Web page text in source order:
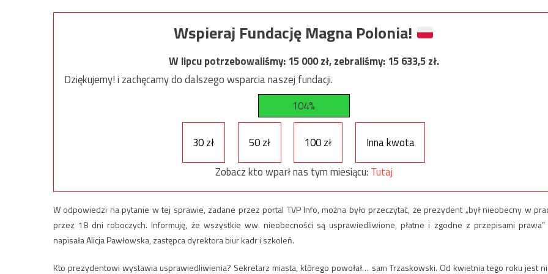
Wspieraj Fundację Magna Polonia!
W lipcu potrzebowaliśmy:15 000zł, zebraliśmy:15 633,5zł.
Dziękujemy! i zachęcamy do dalszego wsparcia naszej fundacji.
104%
30 zł 50 zł 100 zł
Inna kwota
Zobacz kto wparł nas tym miesiącu: Tutaj
W odpowiedzi na pytanie w tej sprawie, zadane przez portal TVP Info, można było przeczytać, że prezydent „był nieobecny w
przez 18 dni roboczych. Informuję, że wszystkie ww. nieobecności są usprawiedliwione, płatne i zgodne z przepisami
napisała Alicja Pawłowska, zastępca dyrektora biur kadr i szkoleń.
Kto prezydentowi wystawia usprawiedliwienia? Sekretarz miasta, którego powołał… sam Trzaskowski. Od kwietnia tego roku jest